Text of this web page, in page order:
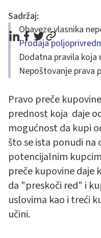
Sadržaj:
Obaveze vlasnika
Prodaja
Dodatna pravila
Nepoštovanje prava
Pravo preče
prednost koja daje
mogućnost da kupi
što se ista ponudi
potencijalnim
preče kupovine daje
da "preskoči red" i
uslovima kao i treći
učini.